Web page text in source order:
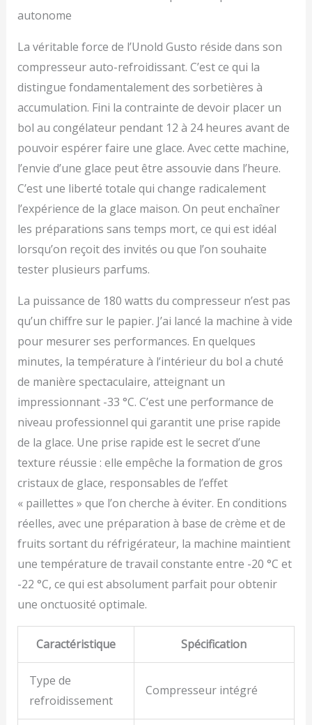
autonome
La véritable force de l’Unold Gusto réside dans son
compresseur auto-refroidissant. C’est ce qui la
distingue fondamentalement des sorbetières à
accumulation. Fini la contrainte de devoir placer un
bol au congélateur pendant 12 à 24 heures avant de
pouvoir espérer faire une glace. Avec cette machine,
l’envie d’une glace peut être assouvie dans l’heure.
C’est une liberté totale qui change radicalement
l’expérience de la glace maison. On peut enchaîner
les préparations sans temps mort, ce qui est idéal
lorsqu’on reçoit des invités ou que l’on souhaite
tester plusieurs parfums.
La puissance de 180 watts du compresseur n’est pas
qu’un chiffre sur le papier. J’ai lancé la machine à vide
pour mesurer ses performances. En quelques
minutes, la température à l’intérieur du bol a chuté
de manière spectaculaire, atteignant un
impressionnant -33 °C. C’est une performance de
niveau professionnel qui garantit une prise rapide
de la glace. Une prise rapide est le secret d’une
texture réussie : elle empêche la formation de gros
cristaux de glace, responsables de l’effet
« paillettes » que l’on cherche à éviter. En conditions
réelles, avec une préparation à base de crème et de
fruits sortant du réfrigérateur, la machine maintient
une température de travail constante entre -20 °C et
-22 °C, ce qui est absolument parfait pour obtenir
une onctuosité optimale.
Caractéristique Spécification
Type de
refroidissement
Compresseur intégré